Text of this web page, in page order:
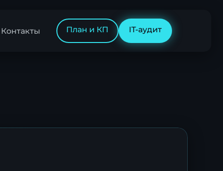
Контакты План и КП IT-аудит